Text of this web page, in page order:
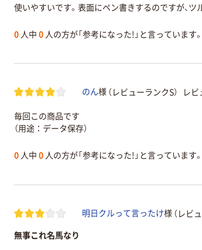
使いやすいです。表面にペン書きするのですが、
0 人中 0 人の方が「参考になった!」と言っています。
のん様 （レビューランクS） レビ
毎回この商品です
（用途：データ保存）
0 人中 0 人の方が「参考になった!」と言っています。
明日クルって言ったけ様 （レビ
無事これ名馬なり